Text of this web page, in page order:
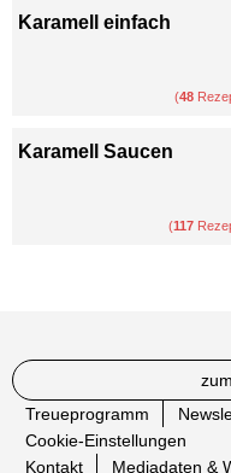
Karamell einfach
(48
Karamell Saucen
(117
Treueprogramm
Cookie-Einstellungen
Kontakt
Mediadaten &